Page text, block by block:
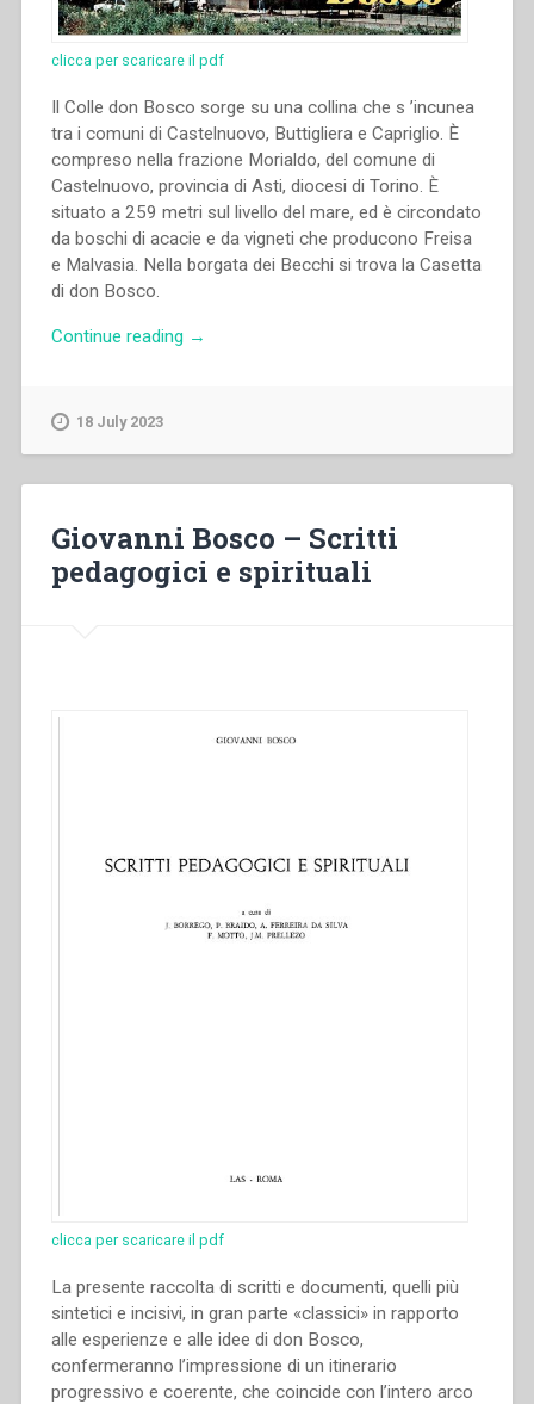
Roma,
19-
23
2014””
clicca per scaricare il pdf
Il Colle don Bosco sorge su una collina che s ’incunea
tra i comuni di Castelnuovo, Buttigliera e Capriglio. È
compreso nella frazione Morialdo, del comune di
Castelnuovo, provincia di Asti, diocesi di Torino. È
situato a 259 metri sul livello del mare, ed è circondato
da boschi di acacie e da vigneti che producono Freisa
e Malvasia. Nella borgata dei Becchi si trova la Casetta
di don Bosco.
Continue reading “Piera
→
18 July 2023
Giovanni Bosco – Scritti
pedagogici e spirituali
clicca per scaricare il pdf
La presente raccolta di scritti e documenti, quelli più
sintetici e incisivi, in gran parte «classici» in rapporto
alle esperienze e alle idee di don Bosco,
confermeranno l’impressione di un itinerario
progressivo e coerente, che coincide con l’intero arco